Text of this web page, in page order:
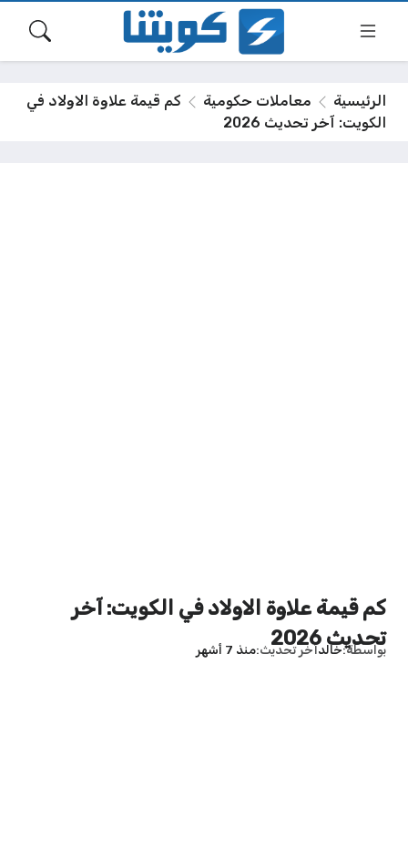
الرئيسية معاملات حكومية
كم قيمة علاوة الاولاد في
الكويت: آخر تحديث 2026
كم قيمة علاوة الاولاد في الكويت: آخر
تحديث 2026
بواسطة خالدآخر تحديث منذ 7 أشهر